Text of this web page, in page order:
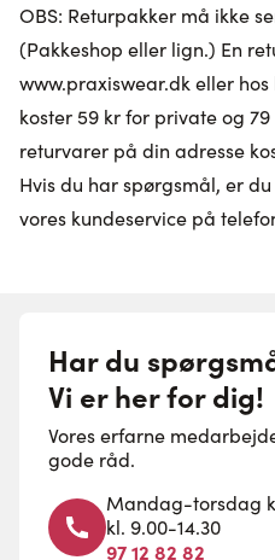
OBS: Returpakker må ikke
(Pakkeshop eller lign.) En
www.praxiswear.dk eller hos
koster 59 kr for private og
returvarer på din adresse
Hvis du har spørgsmål, er
vores kundeservice på
Har du
Vi er her for dig!
Vores erfarne
gode råd.
Mandag-torsdag
kl. 9.00-14.30
97 12 82 82